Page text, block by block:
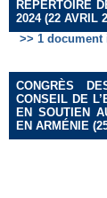
RÉPERTOIRE
2024 (22 AVRIL
>> 1 document
CONGRÈS
CONSEIL DE
EN SOUTIEN
EN ARMÉNIE